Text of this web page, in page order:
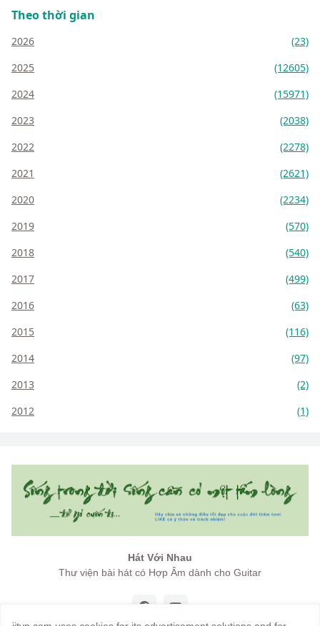
Theo thời gian
2026
(23)
2025
(12605)
2024
(15971)
2023
(2038)
2022
(2278)
2021
(2621)
2020
(2234)
2019
(570)
2018
(540)
2017
(499)
2016
(63)
2015
(116)
2014
(97)
2013
(2)
2012
(1)
Hát Với Nhau
Thư viện bài hát có Hợp Âm dành cho Guitar